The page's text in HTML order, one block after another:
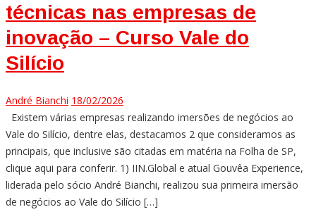
técnicas nas empresas de
inovação – Curso Vale do
Silício
André Bianchi 18/02/2026
Existem várias empresas realizando imersões de negócios ao
Vale do Silício, dentre elas, destacamos 2 que consideramos as
principais, que inclusive são citadas em matéria na Folha de SP,
clique aqui para conferir. 1) IIN.Global e atual Gouvêa Experience,
liderada pelo sócio André Bianchi, realizou sua primeira imersão
de negócios ao Vale do Silício […]